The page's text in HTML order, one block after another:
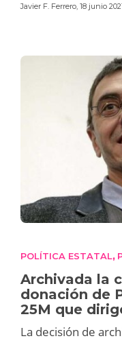
Javier F. Ferrero 18 junio
POLÍTICA ESTATAL,
Archivada la
donación de
25M que
La decisión de